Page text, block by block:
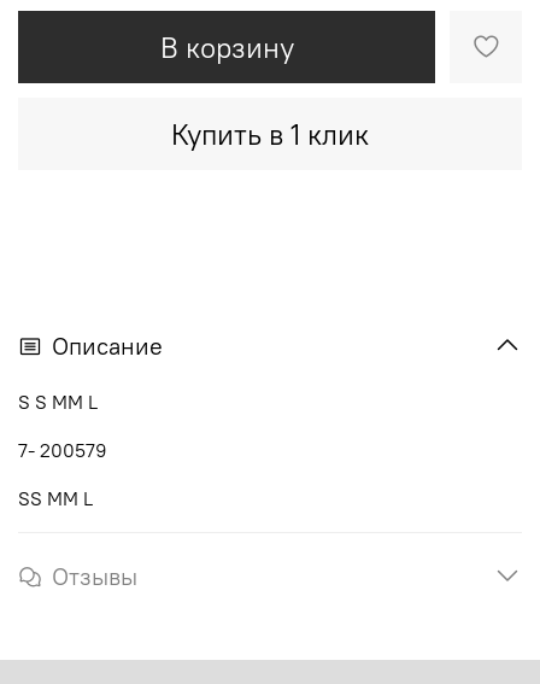
В корзину
Купить в 1 клик
Описание
S S MM L
7- 200579
SS MM L
Отзывы